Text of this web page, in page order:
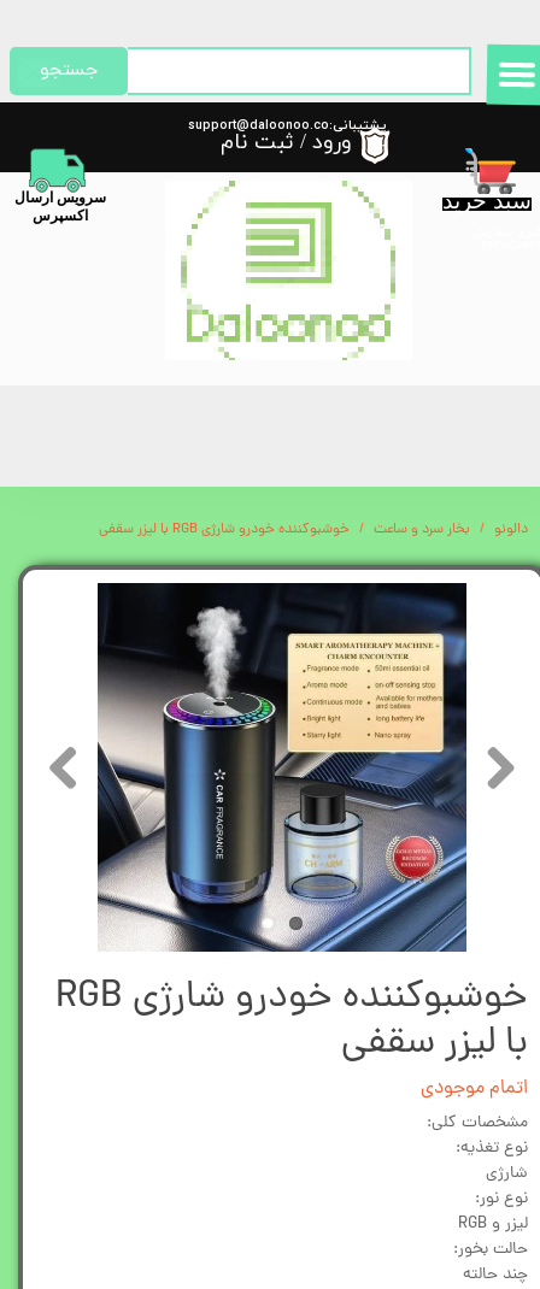
پشتیبانی:support@daloonoo.co
m
سبد خرید
​سرویس ارسال
اکسپرس
جستجو
ورود / ثبت نام
حساب کاربری من
تغییر گذر واژه
سفارشات
خروج از حساب کاربری
دالونو بخار سرد و ساعت خوشبوکننده خودرو شارژی RGB با لیزر سقفی
خوشبوکننده خودرو شارژی RGB
با لیزر سقفی
اتمام موجودی
مشخصات کلی:
نوع تغذیه:
شارژی
نوع نور:
لیزر و RGB
حالت بخور:
چند حالته